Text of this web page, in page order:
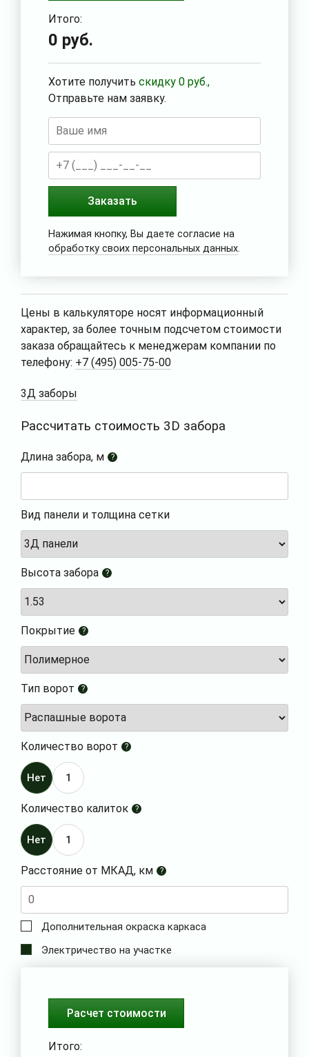
Итого:
0 руб.
Хотите получить скидку 0 руб.,
Отправьте нам заявку.
Заказать
Нажимая кнопку, Вы даете согласие на
обработку своих персональных данных.
Цены в калькуляторе носят информационный
характер, за более точным подсчетом стоимости
заказа обращайтесь к менеджерам компании по
телефону: +7 (495) 005-75-00
3Д заборы
Рассчитать стоимость 3D забора
Длина забора, м ?
Вид панели и толщина сетки
Высота забора ?
Покрытие ?
Тип ворот ?
Количество ворот ?
Нет 1
Количество калиток ?
Нет 1
Расстояние от МКАД, км ?
Дополнительная окраска каркаса
Электричество на участке
Расчет стоимости
Итого: